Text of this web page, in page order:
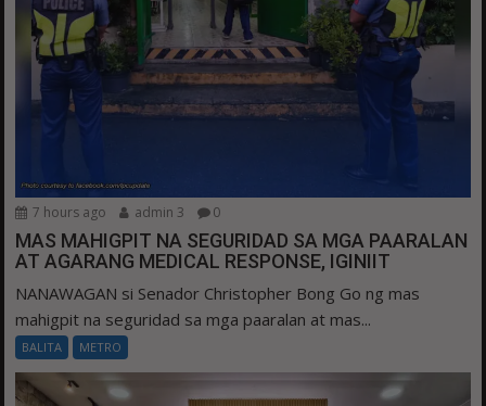
7 hours ago admin 3 0
MAS MAHIGPIT NA SEGURIDAD SA MGA PAARALAN
AT AGARANG MEDICAL RESPONSE, IGINIIT
NANAWAGAN si Senador Christopher Bong Go ng mas
mahigpit na seguridad sa mga paaralan at mas...
BALITA METRO